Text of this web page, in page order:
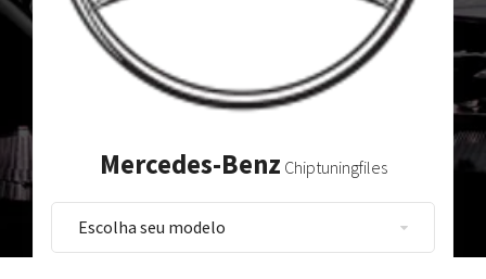
Mercedes-Benz Chiptuningfiles